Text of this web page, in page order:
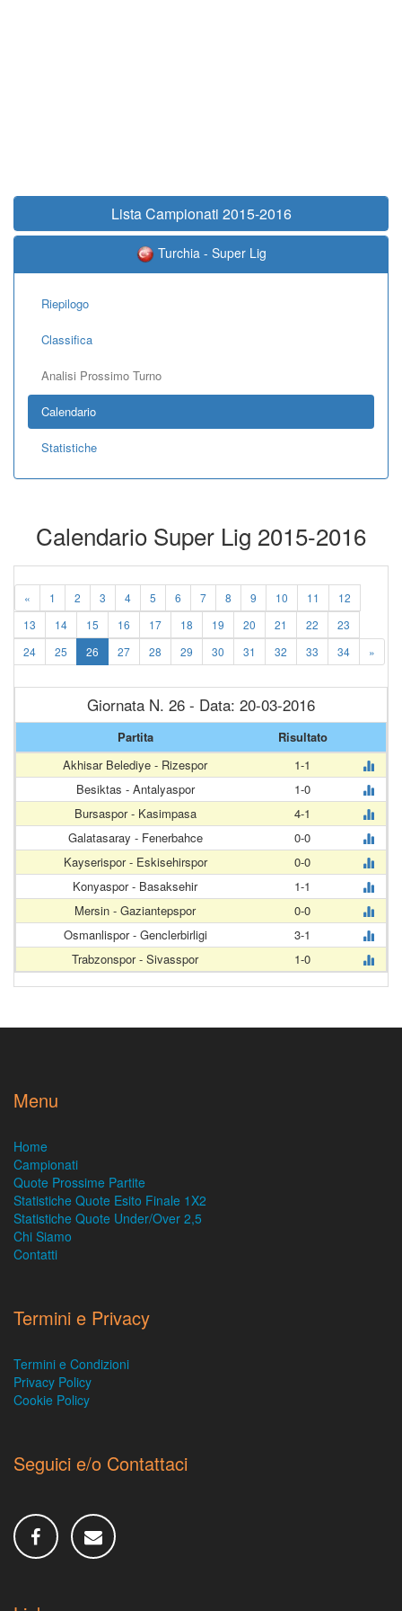
Lista Campionati 2015-2016
Turchia - Super Lig
Riepilogo
Classifica
Analisi Prossimo Turno
Calendario
Statistiche
Calendario Super Lig 2015-2016
« 1 2 3 4 5 6 7 8 9 10 11
12
13
14 15 16 17 18 19 20 21 22
23
24
25 26 27 28 29 30 31 32 33 34 »
Giornata N. 26 - Data: 20-03-2016
Partita
Risultato
Akhisar Belediye - Rizespor
1-1
Besiktas - Antalyaspor
1-0
Bursaspor - Kasimpasa
4-1
Galatasaray - Fenerbahce
0-0
Kayserispor - Eskisehirspor
0-0
Konyaspor - Basaksehir
1-1
Mersin - Gaziantepspor
0-0
Osmanlispor - Genclerbirligi
3-1
Trabzonspor - Sivasspor
1-0
Menu
Home
Campionati
Quote Prossime Partite
Statistiche Quote Esito Finale 1X2
Statistiche Quote Under/Over 2,5
Chi Siamo
Contatti
Termini e Privacy
Termini e Condizioni
Privacy Policy
Cookie Policy
Seguici e/o Contattaci